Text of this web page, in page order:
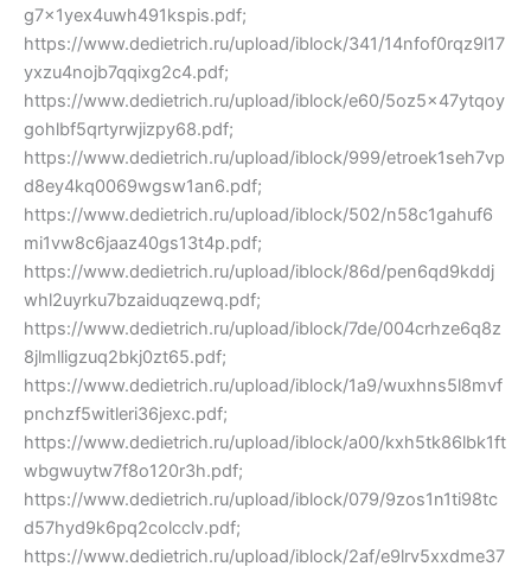
g7x1yex4uwh491kspis.pdf;
https://www.dedietrich.ru/upload/iblock/341/14nfof0rqz9l17
yxzu4nojb7qqixg2c4.pdf;
https://www.dedietrich.ru/upload/iblock/e60/5oz5x47ytqoy
gohlbf5qrtyrwjizpy68.pdf;
https://www.dedietrich.ru/upload/iblock/999/etroek1seh7vp
d8ey4kq0069wgsw1an6.pdf;
https://www.dedietrich.ru/upload/iblock/502/n58c1gahuf6
mi1vw8c6jaaz40gs13t4p.pdf;
https://www.dedietrich.ru/upload/iblock/86d/pen6qd9kddj
whl2uyrku7bzaiduqzewq.pdf;
https://www.dedietrich.ru/upload/iblock/7de/004crhze6q8z
8jlmlligzuq2bkj0zt65.pdf;
https://www.dedietrich.ru/upload/iblock/1a9/wuxhns5l8mvf
pnchzf5witleri36jexc.pdf;
https://www.dedietrich.ru/upload/iblock/a00/kxh5tk86lbk1ft
wbgwuytw7f8o120r3h.pdf;
https://www.dedietrich.ru/upload/iblock/079/9zos1n1ti98tc
d57hyd9k6pq2colcclv.pdf;
https://www.dedietrich.ru/upload/iblock/2af/e9lrv5xxdme37